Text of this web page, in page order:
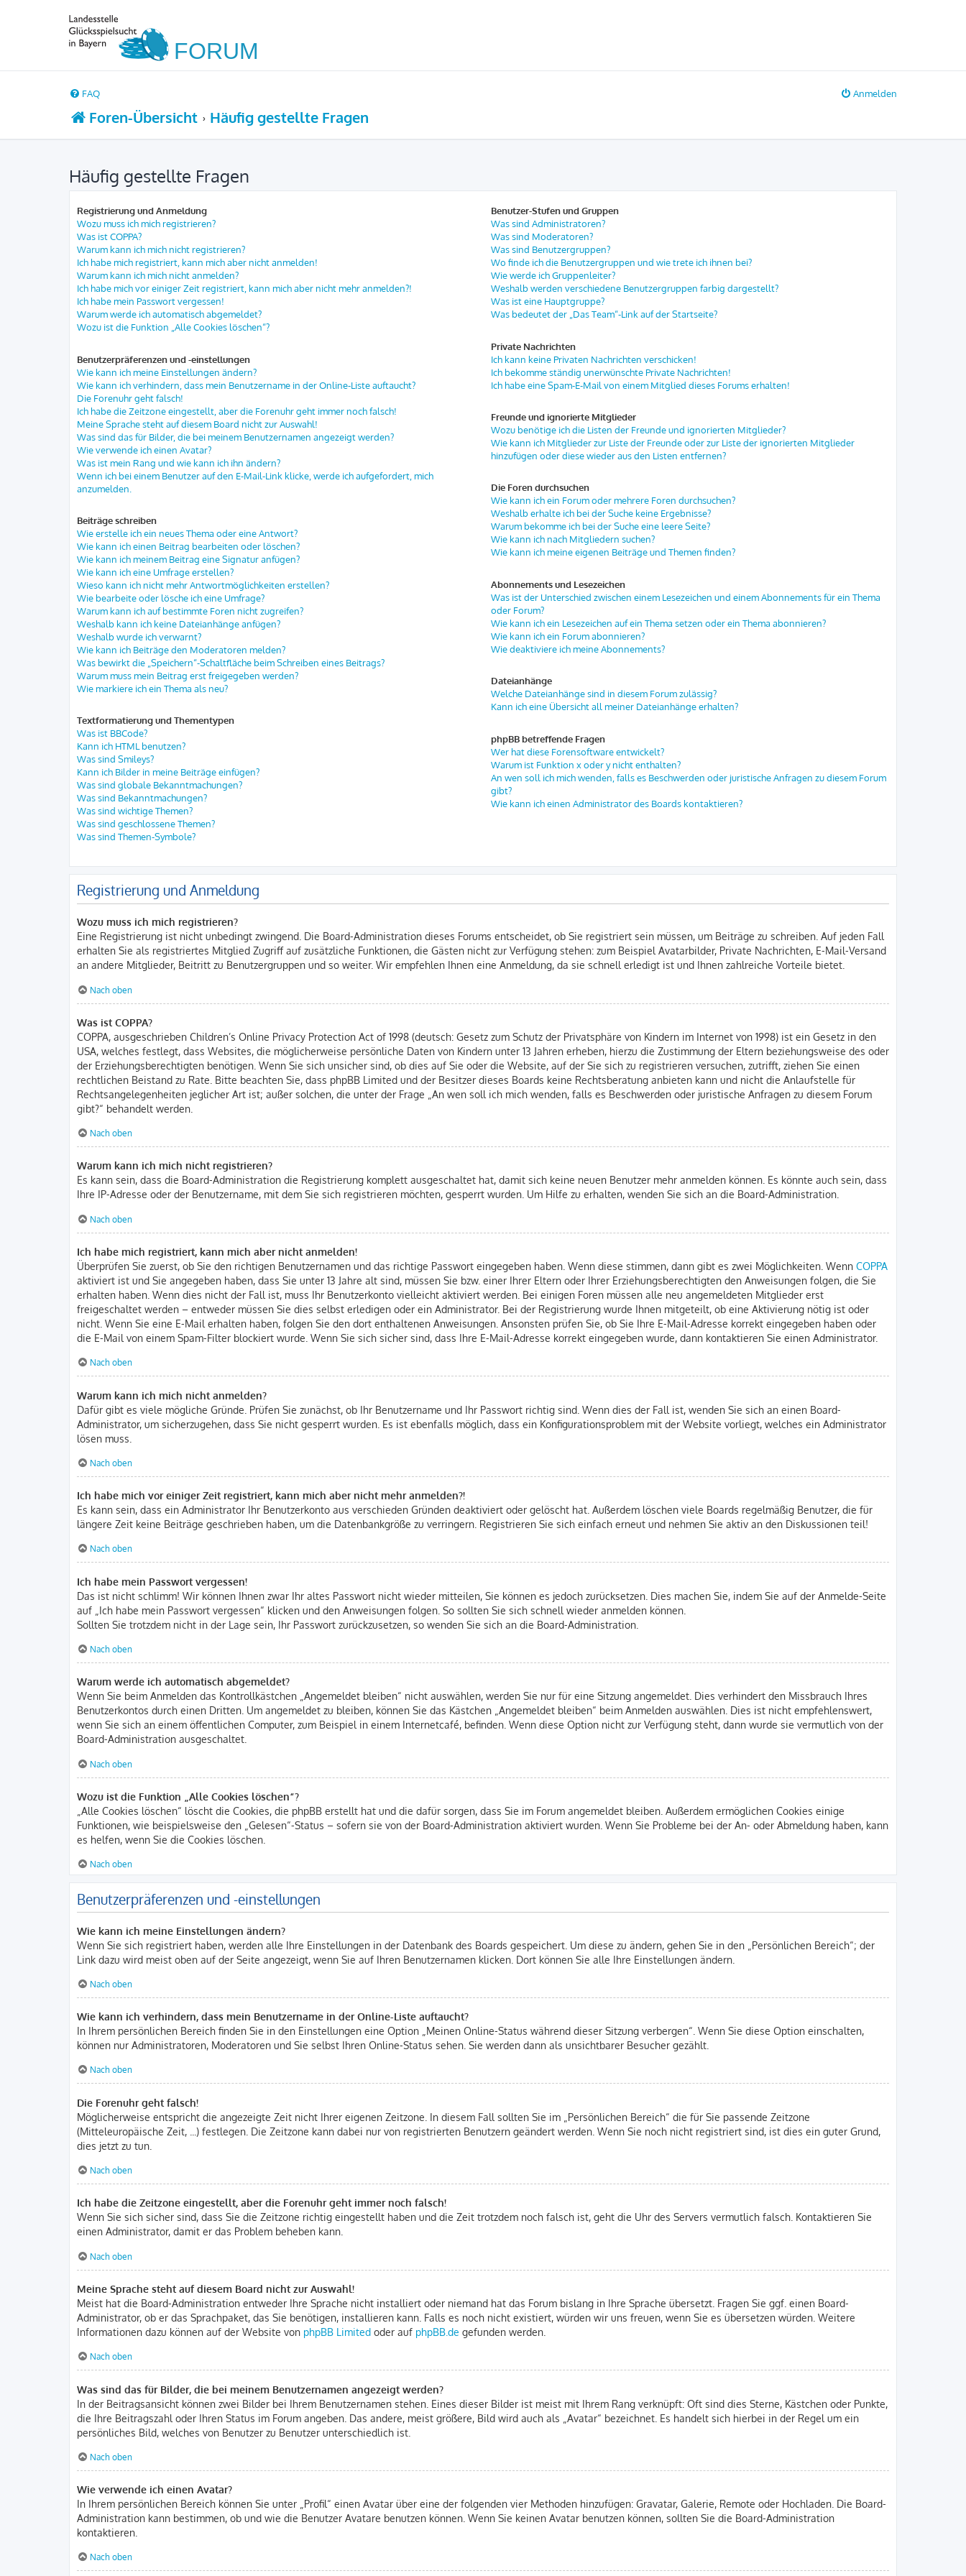
FAQ Anmelden
Foren-Übersicht Häufig gestellte Fragen
Häufig gestellte Fragen
Registrierung und Anmeldung
Wozu muss ich mich registrieren?
Was ist COPPA?
Warum kann ich mich nicht registrieren?
Ich habe mich registriert, kann mich aber nicht anmelden!
Warum kann ich mich nicht anmelden?
Ich habe mich vor einiger Zeit registriert, kann mich aber nicht mehr anmelden?!
Ich habe mein Passwort vergessen!
Warum werde ich automatisch abgemeldet?
Wozu ist die Funktion „Alle Cookies löschen“?
Benutzerpräferenzen und -einstellungen
Wie kann ich meine Einstellungen ändern?
Wie kann ich verhindern, dass mein Benutzername in der Online-Liste auftaucht?
Die Forenuhr geht falsch!
Ich habe die Zeitzone eingestellt, aber die Forenuhr geht immer noch falsch!
Meine Sprache steht auf diesem Board nicht zur Auswahl!
Was sind das für Bilder, die bei meinem Benutzernamen angezeigt werden?
Wie verwende ich einen Avatar?
Was ist mein Rang und wie kann ich ihn ändern?
Wenn ich bei einem Benutzer auf den E-Mail-Link klicke, werde ich aufgefordert, mich
anzumelden.
Beiträge schreiben
Wie erstelle ich ein neues Thema oder eine Antwort?
Wie kann ich einen Beitrag bearbeiten oder löschen?
Wie kann ich meinem Beitrag eine Signatur anfügen?
Wie kann ich eine Umfrage erstellen?
Wieso kann ich nicht mehr Antwortmöglichkeiten erstellen?
Wie bearbeite oder lösche ich eine Umfrage?
Warum kann ich auf bestimmte Foren nicht zugreifen?
Weshalb kann ich keine Dateianhänge anfügen?
Weshalb wurde ich verwarnt?
Wie kann ich Beiträge den Moderatoren melden?
Was bewirkt die „Speichern“-Schaltfläche beim Schreiben eines Beitrags?
Warum muss mein Beitrag erst freigegeben werden?
Wie markiere ich ein Thema als neu?
Textformatierung und Thementypen
Was ist BBCode?
Kann ich HTML benutzen?
Was sind Smileys?
Kann ich Bilder in meine Beiträge einfügen?
Was sind globale Bekanntmachungen?
Was sind Bekanntmachungen?
Was sind wichtige Themen?
Was sind geschlossene Themen?
Was sind Themen-Symbole?
Benutzer-Stufen und Gruppen
Was sind Administratoren?
Was sind Moderatoren?
Was sind Benutzergruppen?
Wo finde ich die Benutzergruppen und wie trete ich ihnen bei?
Wie werde ich Gruppenleiter?
Weshalb werden verschiedene Benutzergruppen farbig dargestellt?
Was ist eine Hauptgruppe?
Was bedeutet der „Das Team“-Link auf der Startseite?
Private Nachrichten
Ich kann keine Privaten Nachrichten verschicken!
Ich bekomme ständig unerwünschte Private Nachrichten!
Ich habe eine Spam-E-Mail von einem Mitglied dieses Forums erhalten!
Freunde und ignorierte Mitglieder
Wozu benötige ich die Listen der Freunde und ignorierten Mitglieder?
Wie kann ich Mitglieder zur Liste der Freunde oder zur Liste der ignorierten Mitglieder
hinzufügen oder diese wieder aus den Listen entfernen?
Die Foren durchsuchen
Wie kann ich ein Forum oder mehrere Foren durchsuchen?
Weshalb erhalte ich bei der Suche keine Ergebnisse?
Warum bekomme ich bei der Suche eine leere Seite?
Wie kann ich nach Mitgliedern suchen?
Wie kann ich meine eigenen Beiträge und Themen finden?
Abonnements und Lesezeichen
Was ist der Unterschied zwischen einem Lesezeichen und einem Abonnements für ein Thema
oder Forum?
Wie kann ich ein Lesezeichen auf ein Thema setzen oder ein Thema abonnieren?
Wie kann ich ein Forum abonnieren?
Wie deaktiviere ich meine Abonnements?
Dateianhänge
Welche Dateianhänge sind in diesem Forum zulässig?
Kann ich eine Übersicht all meiner Dateianhänge erhalten?
phpBB betreffende Fragen
Wer hat diese Forensoftware entwickelt?
Warum ist Funktion x oder y nicht enthalten?
An wen soll ich mich wenden, falls es Beschwerden oder juristische Anfragen zu diesem Forum
gibt?
Wie kann ich einen Administrator des Boards kontaktieren?
Registrierung und Anmeldung
Wozu muss ich mich registrieren?
Eine Registrierung ist nicht unbedingt zwingend. Die Board-Administration dieses Forums entscheidet, ob Sie registriert sein müssen, um Beiträge zu schreiben. Auf jeden Fall
erhalten Sie als registriertes Mitglied Zugriff auf zusätzliche Funktionen, die Gästen nicht zur Verfügung stehen: zum Beispiel Avatarbilder, Private Nachrichten, E-Mail-Versand
an andere Mitglieder, Beitritt zu Benutzergruppen und so weiter. Wir empfehlen Ihnen eine Anmeldung, da sie schnell erledigt ist und Ihnen zahlreiche Vorteile bietet.
Nach oben
Was ist COPPA?
COPPA, ausgeschrieben Children’s Online Privacy Protection Act of 1998 (deutsch: Gesetz zum Schutz der Privatsphäre von Kindern im Internet von 1998) ist ein Gesetz in den
USA, welches festlegt, dass Websites, die möglicherweise persönliche Daten von Kindern unter 13 Jahren erheben, hierzu die Zustimmung der Eltern beziehungsweise des oder
der Erziehungsberechtigten benötigen. Wenn Sie sich unsicher sind, ob dies auf Sie oder die Website, auf der Sie sich zu registrieren versuchen, zutrifft, ziehen Sie einen
rechtlichen Beistand zu Rate. Bitte beachten Sie, dass phpBB Limited und der Besitzer dieses Boards keine Rechtsberatung anbieten kann und nicht die Anlaufstelle für
Rechtsangelegenheiten jeglicher Art ist; außer solchen, die unter der Frage „An wen soll ich mich wenden, falls es Beschwerden oder juristische Anfragen zu diesem Forum
gibt?“ behandelt werden.
Nach oben
Warum kann ich mich nicht registrieren?
Es kann sein, dass die Board-Administration die Registrierung komplett ausgeschaltet hat, damit sich keine neuen Benutzer mehr anmelden können. Es könnte auch sein, dass
Ihre IP-Adresse oder der Benutzername, mit dem Sie sich registrieren möchten, gesperrt wurden. Um Hilfe zu erhalten, wenden Sie sich an die Board-Administration.
Nach oben
Ich habe mich registriert, kann mich aber nicht anmelden!
Überprüfen Sie zuerst, ob Sie den richtigen Benutzernamen und das richtige Passwort eingegeben haben. Wenn diese stimmen, dann gibt es zwei Möglichkeiten. Wenn COPPA
aktiviert ist und Sie angegeben haben, dass Sie unter 13 Jahre alt sind, müssen Sie bzw. einer Ihrer Eltern oder Ihrer Erziehungsberechtigten den Anweisungen folgen, die Sie
erhalten haben. Wenn dies nicht der Fall ist, muss Ihr Benutzerkonto vielleicht aktiviert werden. Bei einigen Foren müssen alle neu angemeldeten Mitglieder erst
freigeschaltet werden – entweder müssen Sie dies selbst erledigen oder ein Administrator. Bei der Registrierung wurde Ihnen mitgeteilt, ob eine Aktivierung nötig ist oder
nicht. Wenn Sie eine E-Mail erhalten haben, folgen Sie den dort enthaltenen Anweisungen. Ansonsten prüfen Sie, ob Sie Ihre E-Mail-Adresse korrekt eingegeben haben oder
die E-Mail von einem Spam-Filter blockiert wurde. Wenn Sie sich sicher sind, dass Ihre E-Mail-Adresse korrekt eingegeben wurde, dann kontaktieren Sie einen Administrator.
Nach oben
Warum kann ich mich nicht anmelden?
Dafür gibt es viele mögliche Gründe. Prüfen Sie zunächst, ob Ihr Benutzername und Ihr Passwort richtig sind. Wenn dies der Fall ist, wenden Sie sich an einen Board-
Administrator, um sicherzugehen, dass Sie nicht gesperrt wurden. Es ist ebenfalls möglich, dass ein Konfigurationsproblem mit der Website vorliegt, welches ein Administrator
lösen muss.
Nach oben
Ich habe mich vor einiger Zeit registriert, kann mich aber nicht mehr anmelden?!
Es kann sein, dass ein Administrator Ihr Benutzerkonto aus verschieden Gründen deaktiviert oder gelöscht hat. Außerdem löschen viele Boards regelmäßig Benutzer, die für
längere Zeit keine Beiträge geschrieben haben, um die Datenbankgröße zu verringern. Registrieren Sie sich einfach erneut und nehmen Sie aktiv an den Diskussionen teil!
Nach oben
Ich habe mein Passwort vergessen!
Das ist nicht schlimm! Wir können Ihnen zwar Ihr altes Passwort nicht wieder mitteilen, Sie können es jedoch zurücksetzen. Dies machen Sie, indem Sie auf der Anmelde-Seite
auf „Ich habe mein Passwort vergessen“ klicken und den Anweisungen folgen. So sollten Sie sich schnell wieder anmelden können.
Sollten Sie trotzdem nicht in der Lage sein, Ihr Passwort zurückzusetzen, so wenden Sie sich an die Board-Administration.
Nach oben
Warum werde ich automatisch abgemeldet?
Wenn Sie beim Anmelden das Kontrollkästchen „Angemeldet bleiben“ nicht auswählen, werden Sie nur für eine Sitzung angemeldet. Dies verhindert den Missbrauch Ihres
Benutzerkontos durch einen Dritten. Um angemeldet zu bleiben, können Sie das Kästchen „Angemeldet bleiben“ beim Anmelden auswählen. Dies ist nicht empfehlenswert,
wenn Sie sich an einem öffentlichen Computer, zum Beispiel in einem Internetcafé, befinden. Wenn diese Option nicht zur Verfügung steht, dann wurde sie vermutlich von der
Board-Administration ausgeschaltet.
Nach oben
Wozu ist die Funktion „Alle Cookies löschen“?
„Alle Cookies löschen“ löscht die Cookies, die phpBB erstellt hat und die dafür sorgen, dass Sie im Forum angemeldet bleiben. Außerdem ermöglichen Cookies einige
Funktionen, wie beispielsweise den „Gelesen“-Status – sofern sie von der Board-Administration aktiviert wurden. Wenn Sie Probleme bei der An- oder Abmeldung haben, kann
es helfen, wenn Sie die Cookies löschen.
Nach oben
Benutzerpräferenzen und -einstellungen
Wie kann ich meine Einstellungen ändern?
Wenn Sie sich registriert haben, werden alle Ihre Einstellungen in der Datenbank des Boards gespeichert. Um diese zu ändern, gehen Sie in den „Persönlichen Bereich“; der
Link dazu wird meist oben auf der Seite angezeigt, wenn Sie auf Ihren Benutzernamen klicken. Dort können Sie alle Ihre Einstellungen ändern.
Nach oben
Wie kann ich verhindern, dass mein Benutzername in der Online-Liste auftaucht?
In Ihrem persönlichen Bereich finden Sie in den Einstellungen eine Option „Meinen Online-Status während dieser Sitzung verbergen“. Wenn Sie diese Option einschalten,
können nur Administratoren, Moderatoren und Sie selbst Ihren Online-Status sehen. Sie werden dann als unsichtbarer Besucher gezählt.
Nach oben
Die Forenuhr geht falsch!
Möglicherweise entspricht die angezeigte Zeit nicht Ihrer eigenen Zeitzone. In diesem Fall sollten Sie im „Persönlichen Bereich“ die für Sie passende Zeitzone
(Mitteleuropäische Zeit, ...) festlegen. Die Zeitzone kann dabei nur von registrierten Benutzern geändert werden. Wenn Sie noch nicht registriert sind, ist dies ein guter Grund,
dies jetzt zu tun.
Nach oben
Ich habe die Zeitzone eingestellt, aber die Forenuhr geht immer noch falsch!
Wenn Sie sich sicher sind, dass Sie die Zeitzone richtig eingestellt haben und die Zeit trotzdem noch falsch ist, geht die Uhr des Servers vermutlich falsch. Kontaktieren Sie
einen Administrator, damit er das Problem beheben kann.
Nach oben
Meine Sprache steht auf diesem Board nicht zur Auswahl!
Meist hat die Board-Administration entweder Ihre Sprache nicht installiert oder niemand hat das Forum bislang in Ihre Sprache übersetzt. Fragen Sie ggf. einen Board-
Administrator, ob er das Sprachpaket, das Sie benötigen, installieren kann. Falls es noch nicht existiert, würden wir uns freuen, wenn Sie es übersetzen würden. Weitere
Informationen dazu können auf der Website von phpBB Limited oder auf phpBB.de gefunden werden.
Nach oben
Was sind das für Bilder, die bei meinem Benutzernamen angezeigt werden?
In der Beitragsansicht können zwei Bilder bei Ihrem Benutzernamen stehen. Eines dieser Bilder ist meist mit Ihrem Rang verknüpft: Oft sind dies Sterne, Kästchen oder Punkte,
die Ihre Beitragszahl oder Ihren Status im Forum angeben. Das andere, meist größere, Bild wird auch als „Avatar“ bezeichnet. Es handelt sich hierbei in der Regel um ein
persönliches Bild, welches von Benutzer zu Benutzer unterschiedlich ist.
Nach oben
Wie verwende ich einen Avatar?
In Ihrem persönlichen Bereich können Sie unter „Profil“ einen Avatar über eine der folgenden vier Methoden hinzufügen: Gravatar, Galerie, Remote oder Hochladen. Die Board-
Administration kann bestimmen, ob und wie die Benutzer Avatare benutzen können. Wenn Sie keinen Avatar benutzen können, sollten Sie die Board-Administration
kontaktieren.
Nach oben